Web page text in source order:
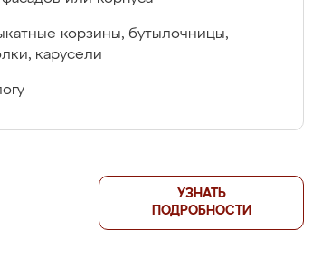
корзины, бутылочницы,
карусели
УЗНАТЬ
ПОДРОБНОСТИ